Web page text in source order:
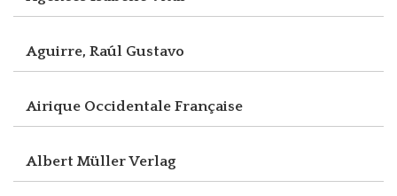
Aguirre, Raúl Gustavo
Airique Occidentale Française
Albert Müller Verlag